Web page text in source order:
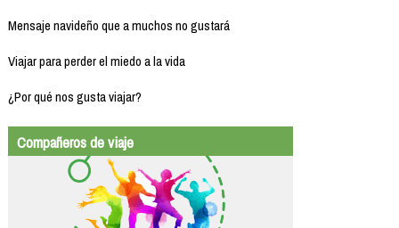
Mensaje navideño que a muchos no gustará
Viajar para perder el miedo a la vida
¿Por qué nos gusta viajar?
Compañeros de viaje